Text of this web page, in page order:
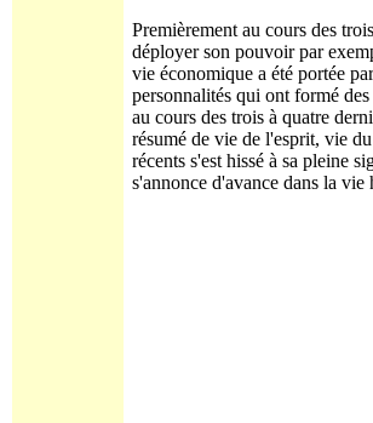
Premièrement au cours des
déployer son pouvoir par
vie économique a été portée
personnalités qui ont formé
au cours des trois à quatre
résumé de vie de l'esprit, vie
récents s'est hissé à sa pleine
s'annonce d'avance dans la